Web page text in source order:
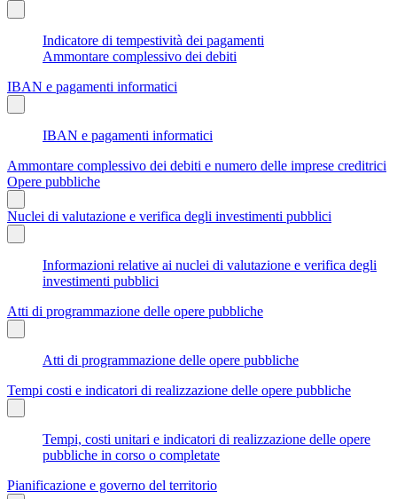
Indicatore di tempestività dei pagamenti
Ammontare complessivo dei debiti
IBAN e pagamenti informatici
IBAN e pagamenti informatici
Ammontare complessivo dei debiti e numero delle imprese creditrici
Opere pubbliche
Nuclei di valutazione e verifica degli investimenti pubblici
Informazioni relative ai nuclei di valutazione e verifica degli
investimenti pubblici
Atti di programmazione delle opere pubbliche
Atti di programmazione delle opere pubbliche
Tempi costi e indicatori di realizzazione delle opere pubbliche
Tempi, costi unitari e indicatori di realizzazione delle opere
pubbliche in corso o completate
Pianificazione e governo del territorio